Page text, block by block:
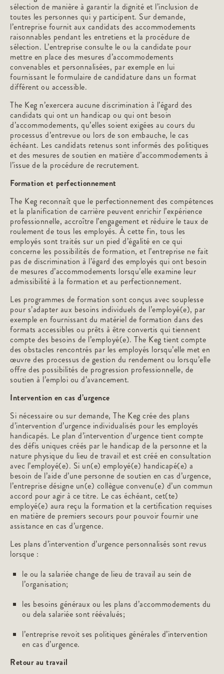
sélection de manière à garantir la dignité et l’inclusion de
toutes les personnes qui y participent. Sur demande,
l’entreprise fournit aux candidats des accommodements
raisonnables pendant les entretiens et la procédure de
sélection. L’entreprise consulte le ou la candidate pour
mettre en place des mesures d’accommodements
convenables et personnalisées, par exemple en lui
fournissant le formulaire de candidature dans un format
différent ou accessible.
The Keg n’exercera aucune discrimination à l’égard des
candidats qui ont un handicap ou qui ont besoin
d’accommodements, qu’elles soient exigées au cours du
processus d’entrevue ou lors de son embauche, le cas
échéant. Les candidats retenus sont informés des politiques
et des mesures de soutien en matière d’accommodements à
l’issue de la procédure de recrutement.
Formation et perfectionnement
The Keg reconnaît que le perfectionnement des compétences
et la planification de carrière peuvent enrichir l’expérience
professionnelle, accroître l’engagement et réduire le taux de
roulement de tous les employés. À cette fin, tous les
employés sont traités sur un pied d’égalité en ce qui
concerne les possibilités de formation, et l’entreprise ne fait
pas de discrimination à l’égard des employés qui ont besoin
de mesures d’accommodements lorsqu’elle examine leur
admissibilité à la formation et au perfectionnement.
Les programmes de formation sont conçus avec souplesse
pour s’adapter aux besoins individuels de l’employé(e), par
exemple en fournissant du matériel de formation dans des
formats accessibles ou prêts à être convertis qui tiennent
compte des besoins de l’employé(e). The Keg tient compte
des obstacles rencontrés par les employés lorsqu’elle met en
œuvre des processus de gestion du rendement ou lorsqu’elle
offre des possibilités de progression professionnelle, de
soutien à l’emploi ou d’avancement.
Intervention en cas d’urgence
Si nécessaire ou sur demande, The Keg crée des plans
d’intervention d’urgence individualisés pour les employés
handicapés. Le plan d’intervention d’urgence tient compte
des défis uniques créés par le handicap de la personne et la
nature physique du lieu de travail et est créé en consultation
avec l’employé(e). Si un(e) employé(e) handicapé(e) a
besoin de l’aide d’une personne de soutien en cas d’urgence,
l’entreprise désigne un(e) collègue convenu(e) d’un commun
accord pour agir à ce titre. Le cas échéant, cet(te)
employé(e) aura reçu la formation et la certification requises
en matière de premiers secours pour pouvoir fournir une
assistance en cas d’urgence.
Les plans d’intervention d’urgence personnalisés sont revus
lorsque :
le ou la salariée change de lieu de travail au sein de
l’organisation;
les besoins généraux ou les plans d’accommodements du
ou dela salariée sont réévalués;
l’entreprise revoit ses politiques générales d’intervention
en cas d’urgence.
Retour au travail